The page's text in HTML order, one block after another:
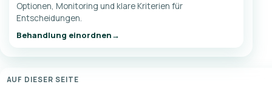
Optionen, Monitoring und klare Kriterien für
Entscheidungen.
Behandlung einordnen
AUF DIESER SEITE